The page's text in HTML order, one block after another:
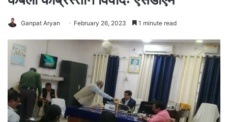
Ganpat Aryan February 26, 2023 1 minute read